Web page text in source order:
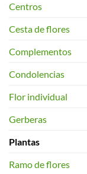
Centros
Cesta de flores
Complementos
Condolencias
Flor individual
Gerberas
Plantas
Ramo de flores